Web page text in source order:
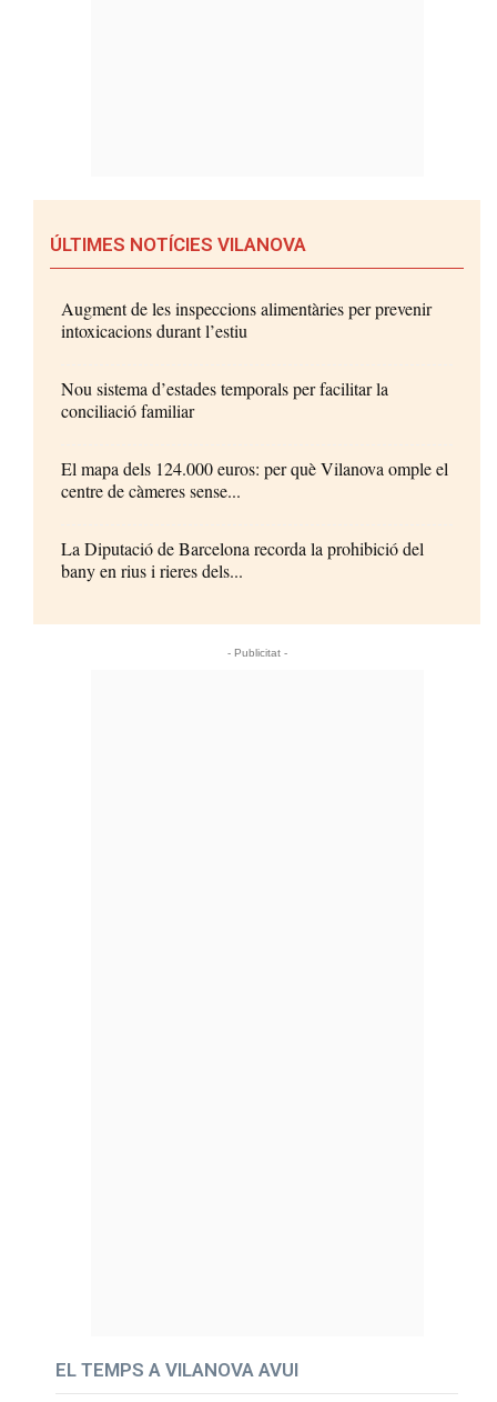
ÚLTIMES NOTÍCIES VILANOVA
Augment de les inspeccions alimentàries per prevenir
intoxicacions durant l’estiu
Nou sistema d’estades temporals per facilitar la
conciliació familiar
El mapa dels 124.000 euros: per què Vilanova omple el
centre de càmeres sense...
La Diputació de Barcelona recorda la prohibició del
bany en rius i rieres dels...
- Publicitat -
EL TEMPS A VILANOVA AVUI